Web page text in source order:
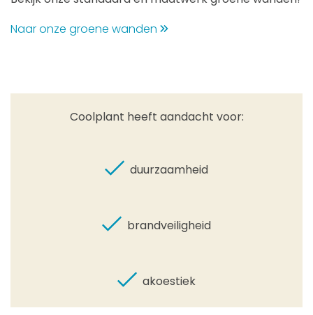
Naar onze groene wanden
Coolplant heeft aandacht voor:
duurzaamheid
brandveiligheid
akoestiek